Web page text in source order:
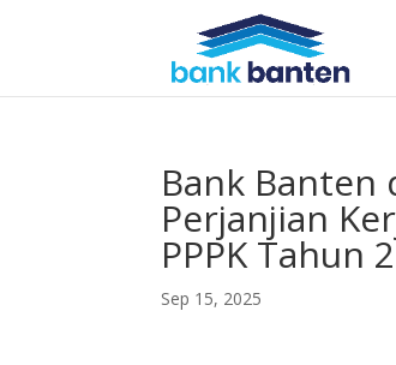
Bank Banten
Perjanjian
PPPK Tahun
Sep 15, 2025